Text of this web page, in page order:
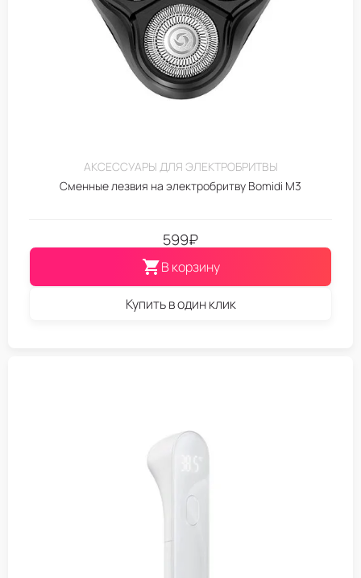
АКСЕССУАРЫ ДЛЯ ЭЛЕКТРОБРИТВЫ
Сменные лезвия на электробритву Bomidi M3
599₽
В корзину
Купить в один клик